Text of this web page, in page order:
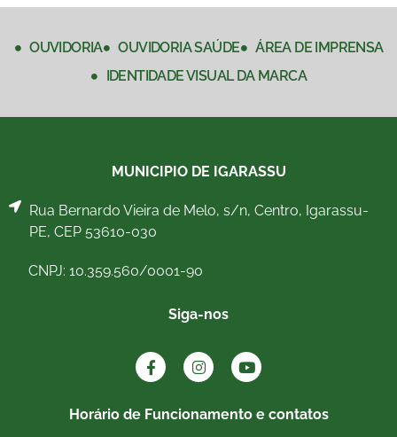
OUVIDORIA OUVIDORIA SAÚDE
ÁREA DE IMPRENSA
IDENTIDADE VISUAL DA MARCA
MUNICIPIO DE IGARASSU
Rua Bernardo Vieira de Melo, s/n, Centro, Igarassu-
PE, CEP 53610-030
CNPJ: 10.359.560/0001-90
Siga-nos
Horário de Funcionamento e contatos